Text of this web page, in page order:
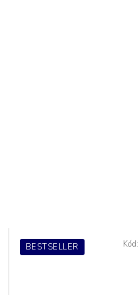
BESTSELLER Kód: